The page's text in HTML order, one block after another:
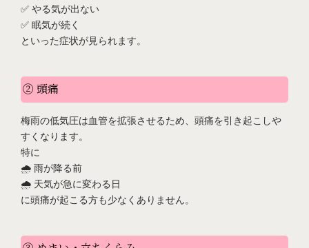
✅ やる気が出ない
✅ 眠気が続く
といった症状が見られます。
② 頭痛
梅雨の低気圧は血管を拡張させるため、頭痛を引き起こしや
すくなります。
特に
🌧️ 雨が降る前
🌧️ 天気が急に変わる日
に頭痛が起こる方も少なくありません。